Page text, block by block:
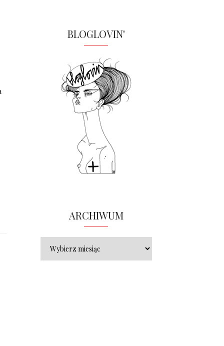
BLOGLOVIN'
ARCHIWUM